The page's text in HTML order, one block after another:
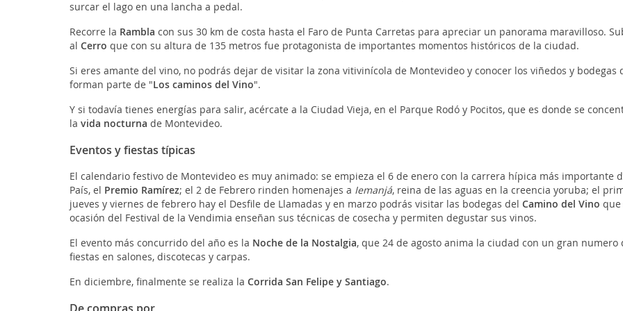
surcar el lago en una lancha a pedal.
Recorre la Rambla con sus 30 km de costa hasta el Faro de Punta Carretas para apreciar un panorama maravilloso.
al Cerro que con su altura de 135 metros fue protagonista de importantes momentos históricos de la ciudad.
Si eres amante del vino, no podrás dejar de visitar la zona vitivinícola de Montevideo y conocer los viñedos y bodegas
forman parte de "Los caminos del Vino".
Y si todavía tienes energías para salir, acércate a la Ciudad Vieja, en el Parque Rodó y Pocitos, que es donde se
la vida nocturna de Montevideo.
Eventos y fiestas típicas
El calendario festivo de Montevideo es muy animado: se empieza el 6 de enero con la carrera hípica más importante
País, el Premio Ramírez; el 2 de Febrero rinden homenajes a Iemanjá, reina de las aguas en la creencia yoruba; el
jueves y viernes de febrero hay el Desfile de Llamadas y en marzo podrás visitar las bodegas del Camino del Vino que
ocasión del Festival de la Vendimia enseñan sus técnicas de cosecha y permiten degustar sus vinos.
El evento más concurrido del año es la Noche de la Nostalgia, que 24 de agosto anima la ciudad con un gran numero
fiestas en salones, discotecas y carpas.
En diciembre, finalmente se realiza la Corrida San Felipe y Santiago.